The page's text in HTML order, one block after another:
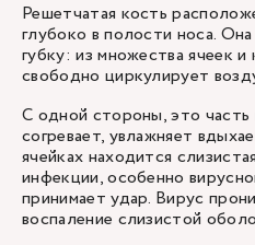
Решетчатая кость
глубоко в полости носа.
губку: из множества ячеек
свободно циркулирует
С одной стороны, это
согревает, увлажняет
ячейках находится
инфекции, особенно
принимает удар. Вирус
воспаление слизистой